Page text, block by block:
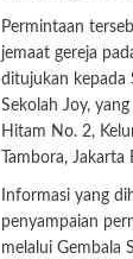
Permintaan
jemaat gereja
ditujukan kepada
Sekolah Joy,
Hitam No. 2,
Tambora, Jakarta
Informasi yang
penyampaian
melalui Gembala